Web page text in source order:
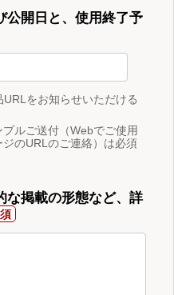
公開日と、使用終了予
をお知らせいただける
ルご送付（Webでご使用
のURLのご連絡）は必須
な掲載の形態など、詳